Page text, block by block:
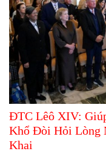
ĐTC Lêô XIV:
Khổ Đòi Hỏi Lòng
Khai